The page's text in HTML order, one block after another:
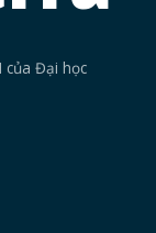
của Đại học